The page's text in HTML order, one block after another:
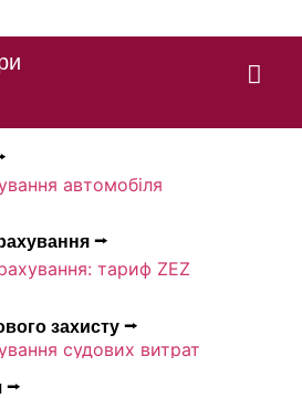
автомобіля
⭢
тариф ZEZ
захисту ⭢
судових витрат
⭢